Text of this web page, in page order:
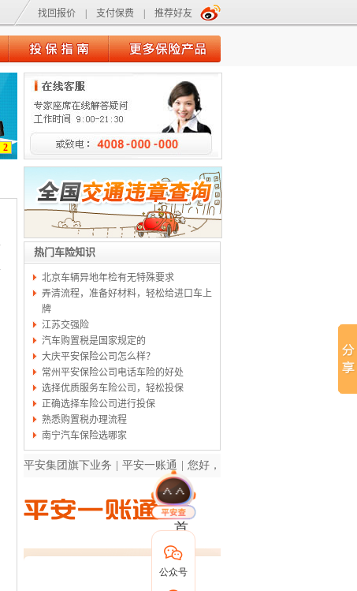
找回报价 支付保费 推荐好友
热门车险知识
北京车辆异地年检有无特殊要求
弄清流程，准备好材料，轻松给进口车上
牌
江苏交强险
汽车购置税是国家规定的
大庆平安保险公司怎么样？
常州平安保险公司电话车险的好处
选择优质服务车险公司，轻松投保
正确选择车险公司进行投保
熟悉购置税办理流程
南宁汽车保险选哪家
2